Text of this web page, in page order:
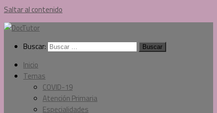
Saltar al contenido
Buscar:
Inicio
Temas
COVID-19
Atención Primaria
Especialidades